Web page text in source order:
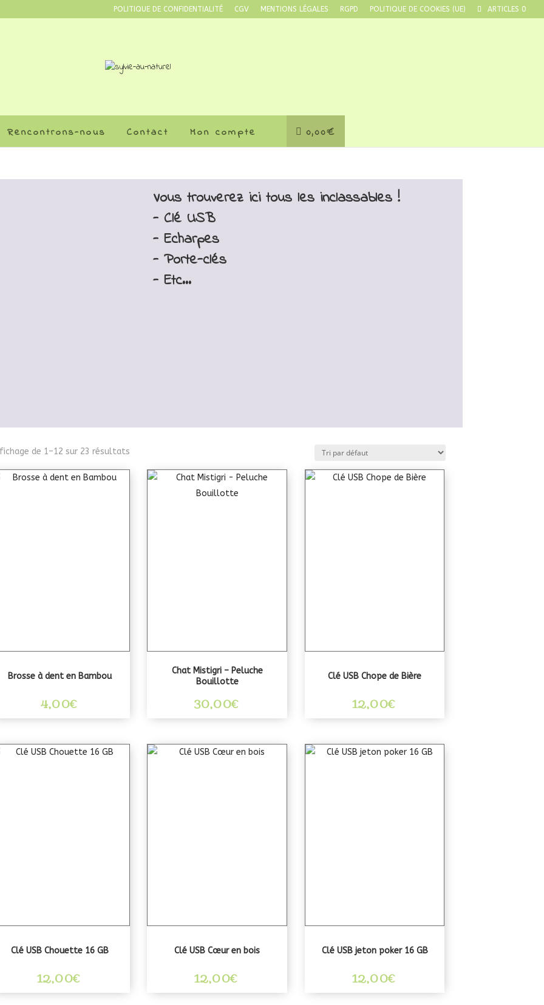
POLITIQUE DE CONFIDENTIALITÉ CGV MENTIONS LÉGALES RGPD POLITIQUE DE COOKIES (UE) ARTICLES 0
Rencontrons-nous Contact Mon compte 0,00€
Vous trouverez ici tous les inclassables !
- Clé USB
- Echarpes
- Porte-clés
- Etc...
de 1–12 sur 23 résultats
Brosse à dent en Bambou
4,00€
Chat Mistigri – Peluche
Bouillotte
30,00€
Clé USB Chope de Bière
12,00€
Clé USB Chouette 16 GB
12,00€
Clé USB Cœur en bois
12,00€
Clé USB jeton poker 16 GB
12,00€